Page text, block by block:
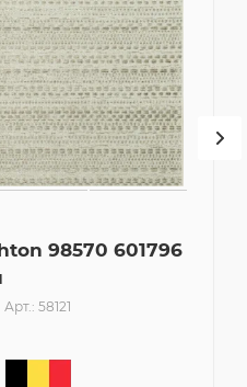
98570 601796
Арт.: 58121